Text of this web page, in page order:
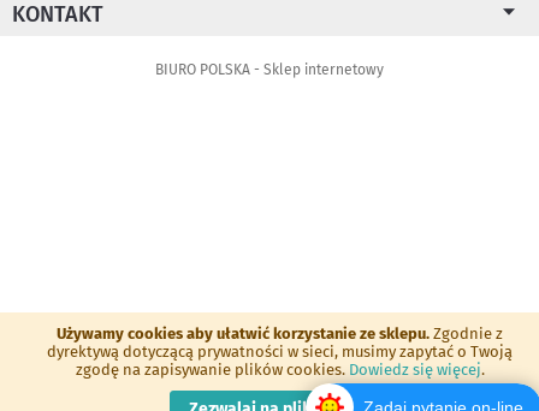
Używamy cookies aby ułatwić korzystanie ze sklepu. Zgodnie z
dyrektywą dotyczącą prywatności w sieci, musimy zapytać o Twoją
zgodę na zapisywanie plików cookies. Dowiedz się więcej.
KONTAKT
BIURO POLSKA - Sklep internetowy